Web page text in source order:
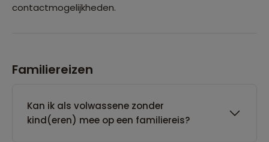
contactmogelijkheden.
Familiereizen
Kan ik als volwassene zonder
kind(eren) mee op een familiereis?